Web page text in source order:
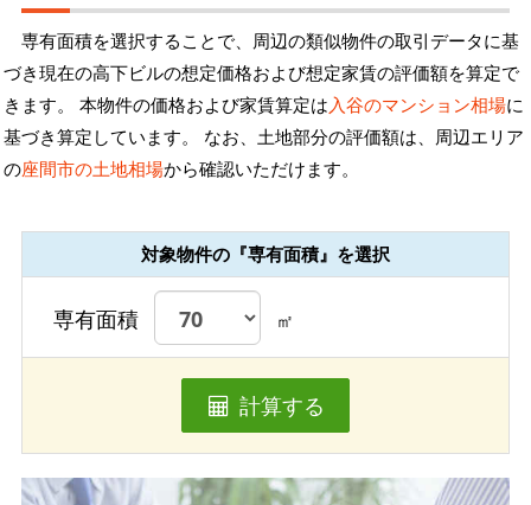
専有面積を選択することで、周辺の類似物件の取引データに基
づき現在の高下ビルの想定価格および想定家賃の評価額を算定で
きます。 本物件の価格および家賃算定は入谷のマンション相場に
基づき算定しています。 なお、土地部分の評価額は、周辺エリア
の座間市の土地相場から確認いただけます。
対象物件の『専有面積』を選択
専有面積 ㎡
計算する